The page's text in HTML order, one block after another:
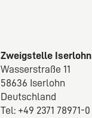
Zweigstelle Iserlohn
Wasserstraße 11
58636 Iserlohn
Deutschland
Tel: +49 2371 78971-0